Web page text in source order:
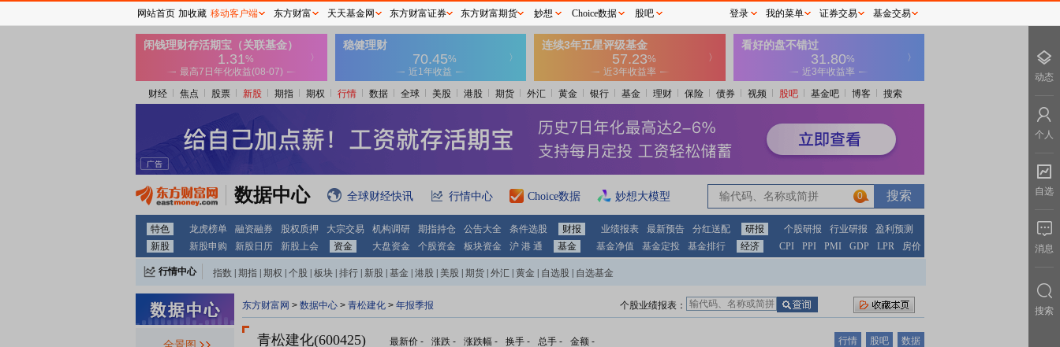
财经 焦点 股票 新股 期指 期权 行情 数据 全球 美股 港股 期货 外汇 黄金 银行 基金 理财 保险 债券 视频 股吧 基金吧 博客 搜索
数据中心 全球财经快讯 行情中心 Choice数据 妙想大模型 0
特色 龙虎榜单 融资融券 股权质押 大宗交易 机构调研 期指持仓 公告大全 条件选股 财报 业绩报表 最新预告 分红送配 研报 个股研报 行业研报
盈利预测
新股
新股申购 新股日历 新股上会 资金 大盘资金 个股资金 板块资金 沪 港 通 基金 基金净值 基金定投 基金排行 经济 CPI PPI PMI GDP LPR 房价
行情中心 指数 期指 期权 个股 板块 排行 新股 基金 港股 美股 期货 外汇 黄金 自选股 自选基金
东方财富网 > 数据中心 > 青松建化 > 年报季报 个股业绩报表：
青松建化(600425) 最新价 - 涨跌 - 涨跌幅 - 换手 - 总手 - 金额 - 行情 股吧 数据
网站首页 加收藏 移动客户端 东方财富 天天基金网 东方财富证券 东方财富期货 妙想 Choice数据 股吧 登录 我的菜单 证券交易 基金交易
动态
个人
自选
消息
搜索